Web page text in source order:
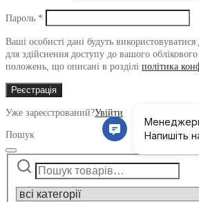
Пароль * Обов’язкове
Ваші особисті дані будуть використовуватися
для здійснення доступу до вашого
положень, що описані в розділі політика
Реєстрація
Уже зареєстрований?Увійти
Пошук
Шукати: